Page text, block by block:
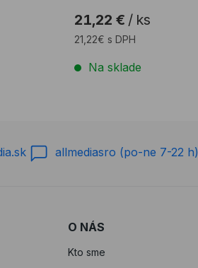
21,22 € / ks
21,22€ s DPH
Na sklade
allmediasro (po-ne 7-22 h)
O NÁS
Kto sme